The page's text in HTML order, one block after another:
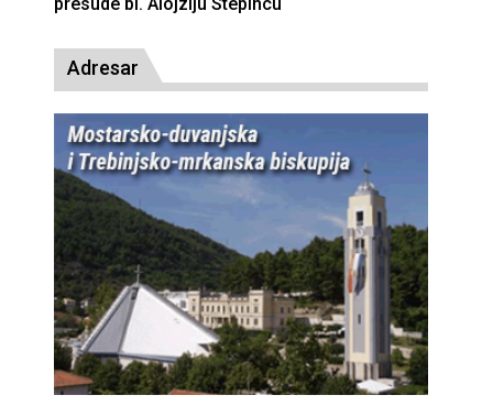
Adresar